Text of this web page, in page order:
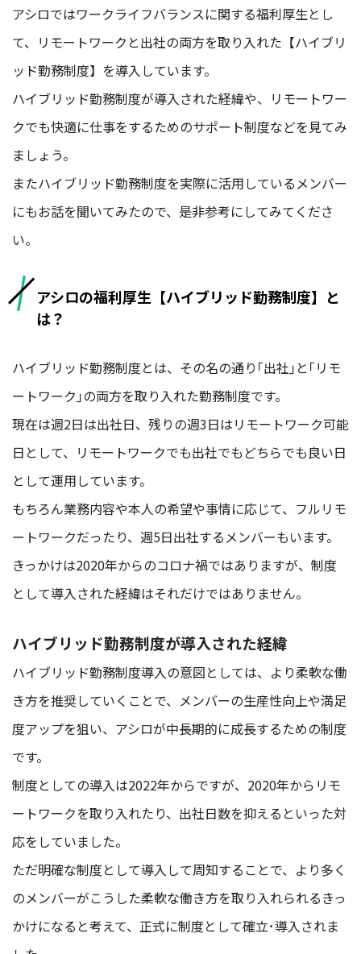
談
員
自
紹
BUSINESS
メ
デ
ィ
ア
業
部
派
メ
デ
ア
部
HR
事
部
ー
タ
ー/
ン
ニ
ア/
アシロではワークライフバランスに関する福利厚生とし
て、リモートワークと出社の両方を取り入れた【ハイブリ
ッド勤務制度】を導入しています。
ハイブリッド勤務制度が導入された経緯や、リモートワー
クでも快適に仕事をするためのサポート制度などを見てみ
ましょう。
またハイブリッド勤務制度を実際に活用しているメンバー
にもお話を聞いてみたので、是非参考にしてみてくださ
い。
アシロの福利厚生【ハイブリッド勤務制度】と
は？
ハイブリッド勤務制度とは、その名の通り｢出社｣と｢リモ
ートワーク｣の両方を取り入れた勤務制度です。
現在は週2日は出社日、残りの週3日はリモートワーク可能
日として、リモートワークでも出社でもどちらでも良い日
として運用しています。
もちろん業務内容や本人の希望や事情に応じて、フルリモ
ートワークだったり、週5日出社するメンバーもいます。
きっかけは2020年からのコロナ禍ではありますが、制度
として導入された経緯はそれだけではありません。
ハイブリッド勤務制度が導入された経緯
ハイブリッド勤務制度導入の意図としては、より柔軟な働
き方を推奨していくことで、メンバーの生産性向上や満足
度アップを狙い、アシロが中長期的に成長するための制度
です。
制度としての導入は2022年からですが、2020年からリモ
ートワークを取り入れたり、出社日数を抑えるといった対
応をしていました。
ただ明確な制度として導入して周知することで、より多く
のメンバーがこうした柔軟な働き方を取り入れられるきっ
かけになると考えて、正式に制度として確立･導入されま